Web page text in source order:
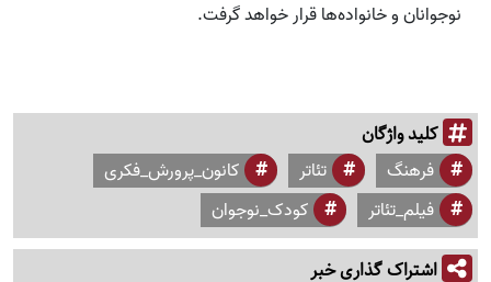
نوجوانان و خانواده‌ها قرار خواهد گرفت.
کلید واژگان
فرهنگ تئاتر
کانون_پرورش_فکری
فیلم_تئاتر
کودک_نوجوان
اشتراک گذاری خبر